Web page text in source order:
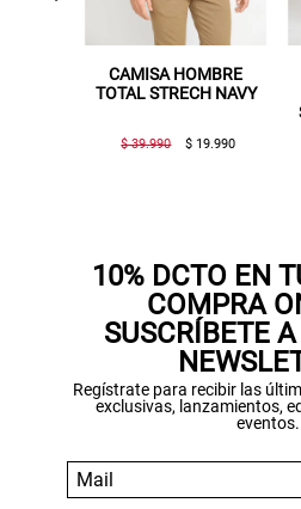
CAMISA HOMBRE
TOTAL STRECH NAVY
$ 39.990 $ 19.990
10% DCTO EN
COMPRA
SUSCRÍBETE
Regístrate para recibir las
exclusivas, lanzamientos,
eventos.
SUSPE01